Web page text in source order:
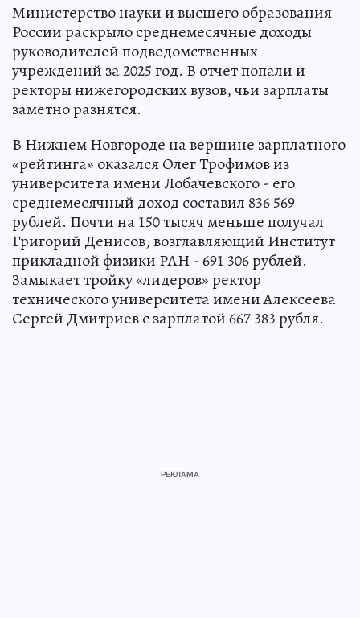
Министерство науки и высшего образования
России раскрыло среднемесячные доходы
руководителей подведомственных
учреждений за 2025 год. В отчет попали и
ректоры нижегородских вузов, чьи зарплаты
заметно разнятся.
В Нижнем Новгороде на вершине зарплатного
«рейтинга» оказался Олег Трофимов из
университета имени Лобачевского - его
среднемесячный доход составил 836 569
рублей. Почти на 150 тысяч меньше получал
Григорий Денисов, возглавляющий Институт
прикладной физики РАН - 691 306 рублей.
Замыкает тройку «лидеров» ректор
технического университета имени Алексеева
Сергей Дмитриев с зарплатой 667 383 рубля.